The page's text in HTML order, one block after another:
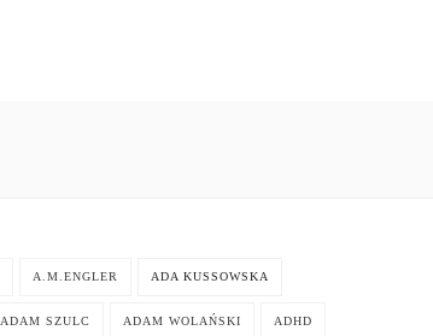
A.M.ENGLER ADA KUSSOWSKA
ADAM SZULC ADAM WOLAŃSKI ADHD